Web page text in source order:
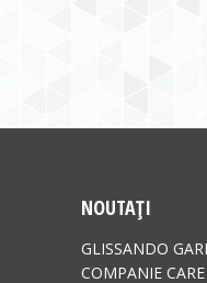
NOUTAȚI
GLISSANDO
COMPANIE